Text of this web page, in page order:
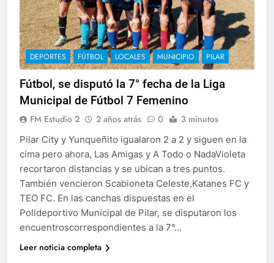
DEPORTES FÚTBOL LOCALES MUNICIPIO PILAR
Fútbol, se disputó la 7° fecha de la Liga
Municipal de Fútbol 7 Femenino
FM Estudio 2 2 años atrás 0 3 minutos
Pilar City y Yunqueñito igualaron 2 a 2 y siguen en la
cima pero ahora, Las Amigas y A Todo o NadaVioleta
recortaron distancias y se ubican a tres puntos.
También vencieron Scabioneta Celeste,Katanes FC y
TEO FC. En las canchas dispuestas en el
Polideportivo Municipal de Pilar, se disputaron los
encuentroscorrespondientes a la 7°…
Leer noticia completa